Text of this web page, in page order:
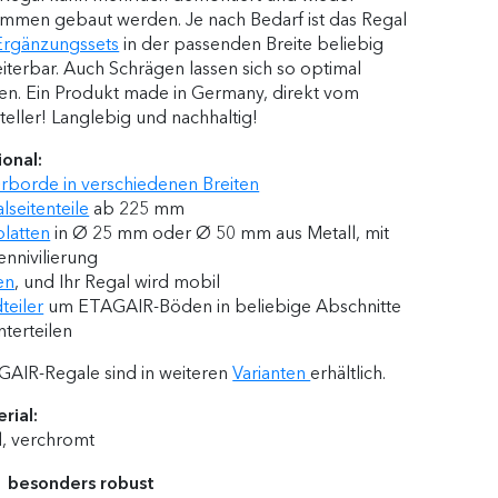
gebaut werden. Je nach Bedarf ist das Regal
in der passenden Breite beliebig
Auch Schrägen lassen sich so optimal
Ein Produkt made in Germany, direkt vom
Langlebig und nachhaltig!
in verschiedenen Breiten
ab 225 mm
in Ø 25 mm oder Ø 50 mm aus Metall, mit
, und Ihr Regal wird mobil
um ETAGAIR-Böden in beliebige Abschnitte
Regale sind in weiterenVariantenerhältlich.
verchromt
besonders robust